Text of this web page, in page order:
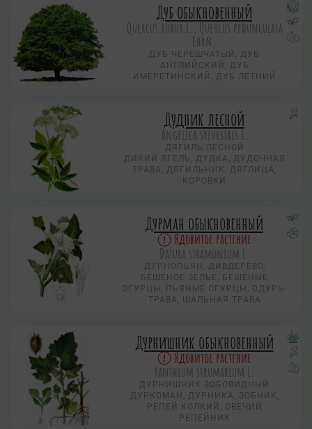
Дуб обыкновенный
Quercus robur L., Quercus pedunculata
Ehrn.
ДУБ ЧЕРЕШЧАТЫЙ, ДУБ
АНГЛИЙСКИЙ, ДУБ
ИМЕРЕТИНСКИЙ, ДУБ ЛЕТНИЙ
Дудник лесной
Angelica sylvestris L.
ДЯГИЛЬ ЛЕСНОЙ
ДИКИЙ ЯГЕЛЬ, ДУДКА, ДУДОЧНАЯ
ТРАВА, ДЯГИЛЬНИК, ДЯГЛИЦА,
КОРОВКИ
Дурман обыкновенный
Ядовитое растение
Datura stramonium L.
ДУРНОПЬЯН, ДИВДЕРЕВО,
БЕШЕНОЕ ЗЕЛЬЕ, БЕШЕНЫЕ
ОГУРЦЫ, ПЬЯНЫЕ ОГУРЦЫ, ОДУРЬ-
ТРАВА, ШАЛЬНАЯ ТРАВА
Дурнишник обыкновенный
Ядовитое растение
Xanthium strumarium L.
ДУРНИШНИК ЗОБОВИДНЫЙ
ДУРКОМАН, ДУРНИКА, ЗОБНИК,
РЕПЕЙ КОЛКИЙ, ОВЕЧИЙ
РЕПЕЙНИК